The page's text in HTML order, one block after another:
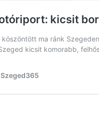
kicsit
köszöntött ma ránk
kicsit komorabb,